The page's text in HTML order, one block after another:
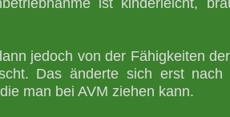
jedoch von der Fähigkeiten
Das änderte sich erst
man bei AVM ziehen kann.